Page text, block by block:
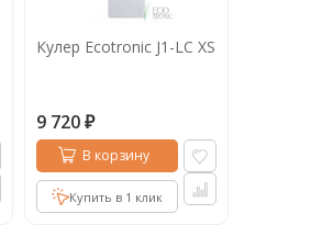
Кулер Ecotronic J1-LC XS
9 720 ₽
В корзину
Купить в 1 клик